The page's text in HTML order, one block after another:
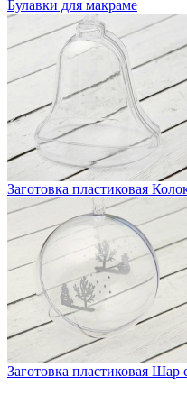
Булавки для макраме
Заготовка пластиковая
Заготовка пластиковая